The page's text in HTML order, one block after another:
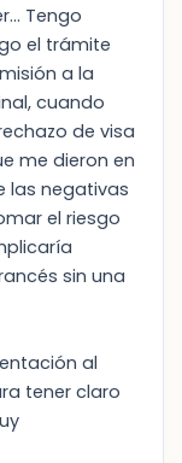
Tengo
el trámite
a la
cuando
de visa
me dieron en
las negativas
el riesgo
sin una
al
tener claro